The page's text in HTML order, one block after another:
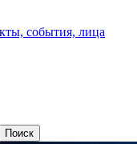
события, лица